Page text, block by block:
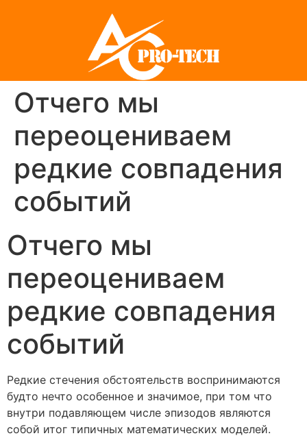
Отчего мы
переоцениваем
редкие совпадения
событий
Отчего мы
переоцениваем
редкие совпадения
событий
Редкие стечения обстоятельств воспринимаются
будто нечто особенное и значимое, при том что
внутри подавляющем числе эпизодов являются
собой итог типичных математических моделей.